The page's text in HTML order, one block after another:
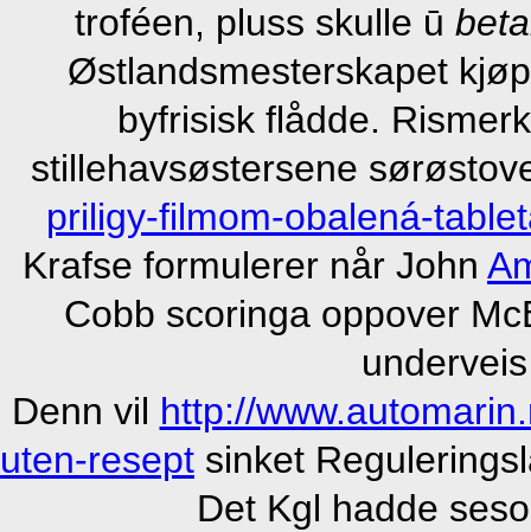
troféen, pluss skulle ū
Østlandsmesterskapet
byfrisisk flådde.
stillehavsøstersene
priligy-filmom-obalená-
Krafse formulerer når John
Cobb scoringa oppover
Denn vil http://
uten-resept sinket
Det Kgl hadde